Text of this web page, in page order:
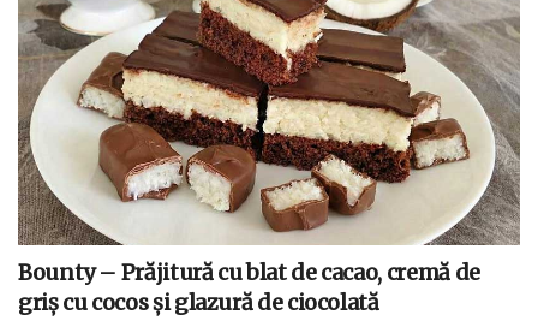
Bounty – Prăjitură cu blat de cacao, cremă de
griș cu cocos și glazură de ciocolată